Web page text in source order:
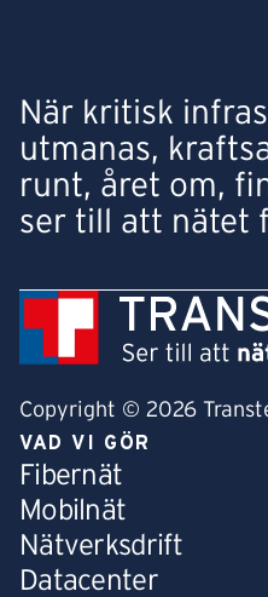
När kritisk
utmanas,
runt, året om,
ser till att nätet
Copyright © 2026
VAD VI GÖR
Fibernät
Mobilnät
Nätverksdrift
Datacenter